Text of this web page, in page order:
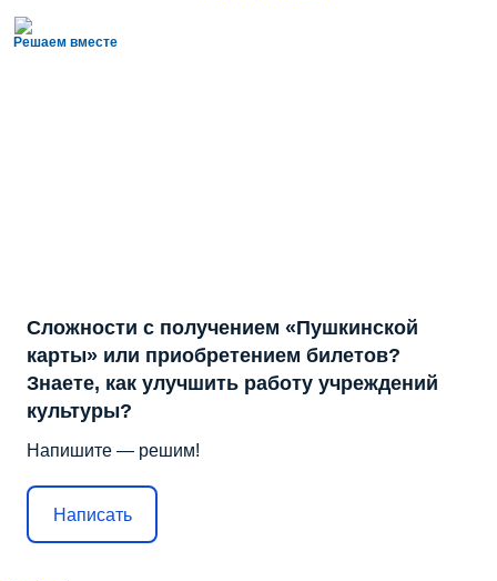
Решаем вместе
Сложности с получением «Пушкинской
карты» или приобретением билетов?
Знаете, как улучшить работу учреждений
культуры?
Напишите — решим!
Написать